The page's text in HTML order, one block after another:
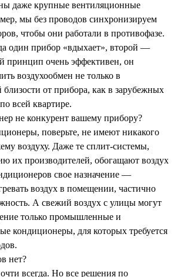
даже крупные вентиляционные
мы без проводов синхронизируем
чтобы они работали в противофазе.
один прибор «вдыхает», второй —
принцип очень эффективен, он
воздухообмен не только в
близости от прибора, как в зарубежных
всей квартире.
не конкурент вашему прибору?
поверьте, не имеют никакого
воздуху. Даже те сплит-системы,
их производителей, обогащают воздух
свое назначение —
воздух в помещении, частично
А свежий воздух с улицы могут
только промышленные и
кондиционеры, для которых требуется
нет?
всегда. Но все решения по